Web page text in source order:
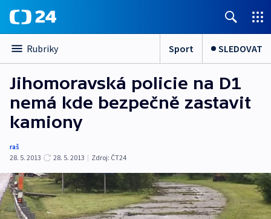
Rubriky Sport SLEDOVAT
Jihomoravská policie na D1
nemá kde bezpečně zastavit
kamiony
raš
28. 5. 2013
28. 5. 2013 | Zdroj: ČT24